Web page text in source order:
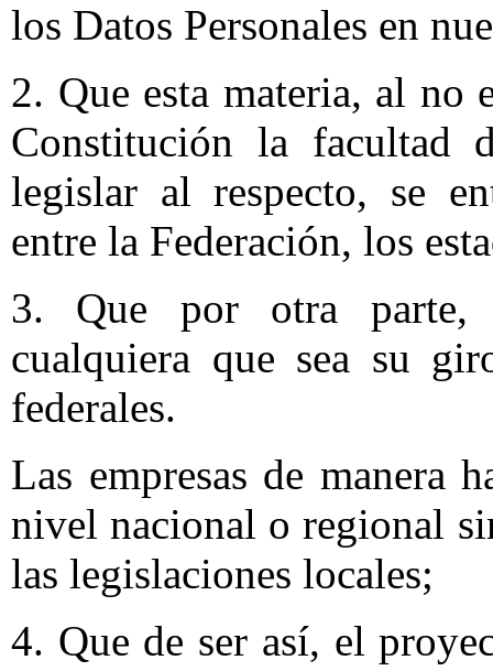
los Datos Personales en
2. Que esta materia, al no
Constitución la facultad
legislar al respecto, se
entre la Federación, los
3. Que por otra parte,
cualquiera que sea su
federales.
Las empresas de manera
nivel nacional o regional
las legislaciones locales;
4. Que de ser así, el